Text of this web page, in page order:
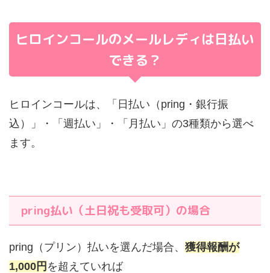
ヒロインコールのメールレディは日払い
できる？
ヒロインコールは、「日払い（pring・銀行振
込）」・「週払い」・「月払い」の3種類から選べ
ます。
pring払い（土日祝も受取可）の場合
pring（プリン）払いを選んだ場合、 獲得報酬が
1,000円 を超えていれば